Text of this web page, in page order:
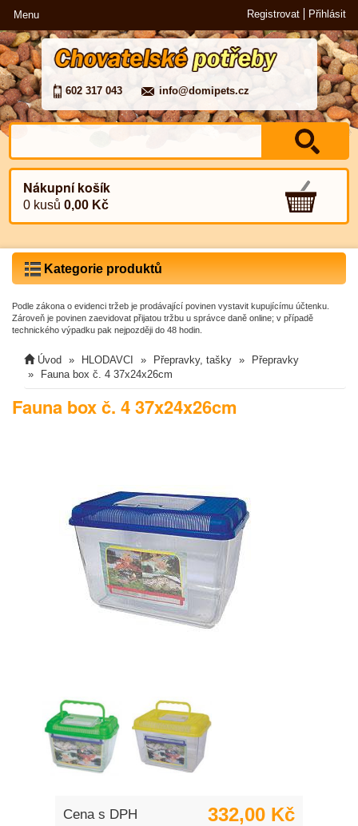
Menu Registrovat Přihlásit
602 317 043 info@domipets.cz
Nákupní košík
0 kusů0,00 Kč
Kategorie produktů
Podle zákona o evidenci tržeb je prodávající povinen vystavit kupujícímu účtenku.
Zároveň je povinen zaevidovat přijatou tržbu u správce daně online; v případě
technického výpadku pak nejpozději do 48 hodin.
Úvod HLODAVCI Přepravky, tašky
Přepravky
Fauna box č. 4 37x24x26cm
Fauna box č. 4 37x24x26cm
Cena s DPH 332,00 Kč